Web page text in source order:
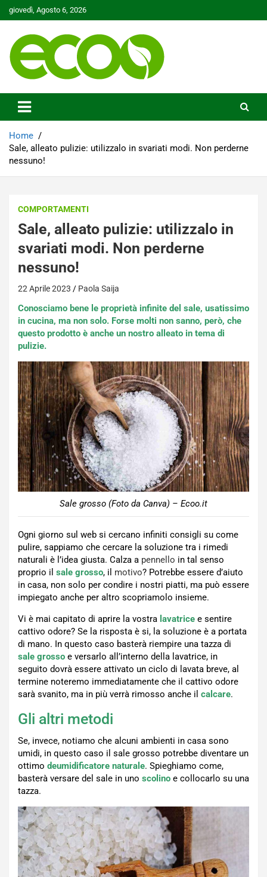
Skip
to
giovedì, Agosto 6, 2026
Ecoo.it
Home
Sale, alleato pulizie: utilizzalo in svariati modi. Non perderne
nessuno!
COMPORTAMENTI
Sale, alleato pulizie: utilizzalo in
svariati modi. Non perderne
nessuno!
22 Aprile 2023 Paola Saija
Conosciamo bene le proprietà infinite del sale, usatissimo
in cucina, ma non solo. Forse molti non sanno, però, che
questo prodotto è anche un nostro alleato in tema di
pulizie.
Sale grosso (Foto da Canva) – Ecoo.it
Ogni giorno sul web si cercano infiniti consigli su come
pulire, sappiamo che cercare la soluzione tra i rimedi
naturali è l’idea giusta. Calza a pennello in tal senso
proprio il sale grosso, il motivo? Potrebbe essere d’aiuto
in casa, non solo per condire i nostri piatti, ma può essere
impiegato anche per altro scopriamolo insieme.
Vi è mai capitato di aprire la vostra lavatrice e sentire
cattivo odore? Se la risposta è si, la soluzione è a portata
di mano. In questo caso basterà riempire una tazza di
sale grosso e versarlo all’interno della lavatrice, in
seguito dovrà essere attivato un ciclo di lavata breve, al
termine noteremo immediatamente che il cattivo odore
sarà svanito, ma in più verrà rimosso anche il calcare.
Gli altri metodi
Se, invece, notiamo che alcuni ambienti in casa sono
umidi, in questo caso il sale grosso potrebbe diventare un
ottimo deumidificatore naturale. Spieghiamo come,
basterà versare del sale in uno scolino e collocarlo su una
tazza.